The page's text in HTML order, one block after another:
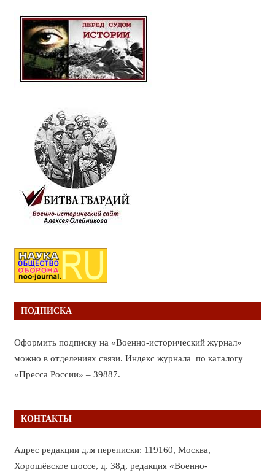
ПОДПИСКА
Оформить подписку на «Военно-исторический журнал»
можно в отделениях связи. Индекс журнала по каталогу
«Пресса России» – 39887.
КОНТАКТЫ
Адрес редакции для переписки: 119160, Москва,
Хорошёвское шоссе, д. 38д, редакция «Военно-